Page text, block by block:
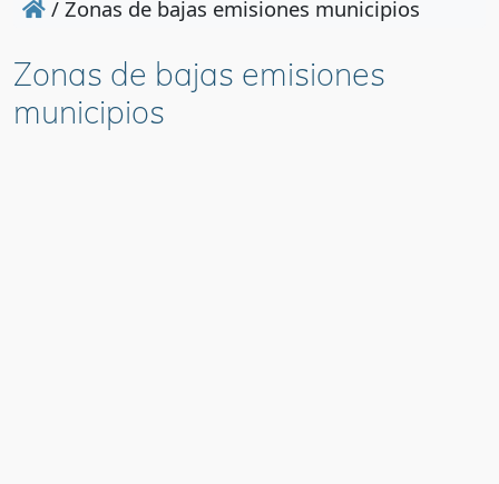
/ Zonas de bajas emisiones municipios
Zonas de bajas emisiones
municipios